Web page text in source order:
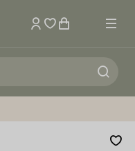
Mon compte